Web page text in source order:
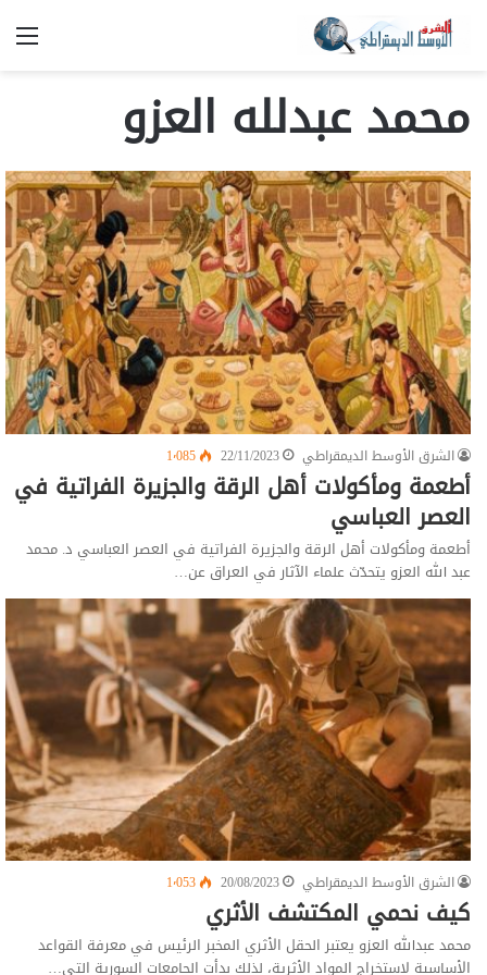
محمد عبدلله العزو
الشرق الأوسط الديمقراطي 22/11/2023 1٬085
أطعمة ومأكولات أهل الرقة والجزيرة الفراتية في
العصر العباسي
أطعمة ومأكولات أهل الرقة والجزيرة الفراتية في العصر العباسي د. محمد
عبد الله العزو يتحدّث علماء الآثار في العراق عن…
الشرق الأوسط الديمقراطي 20/08/2023 1٬053
كيف نحمي المكتشف الأثري
محمد عبدالله العزو يعتبر الحقل الأثري المخبر الرئيس في معرفة القواعد
الأساسية لاستخراج المواد الأثرية، لذلك بدأت الجامعات السورية التي…